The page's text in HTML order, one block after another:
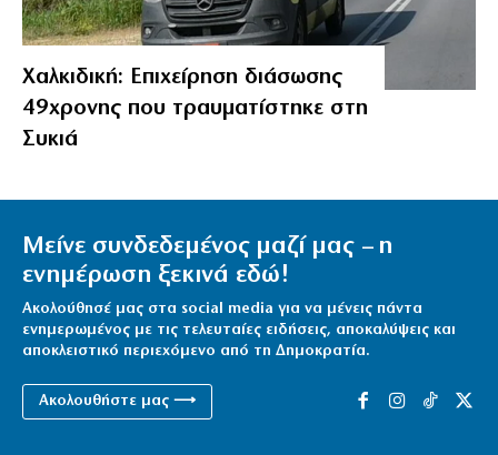
Χαλκιδική: Επιχείρηση διάσωσης
49χρονης που τραυματίστηκε στη
Συκιά
Μείνε συνδεδεμένος μαζί μας – η
ενημέρωση ξεκινά εδώ!
Ακολούθησέ μας στα social media για να μένεις πάντα
ενημερωμένος με τις τελευταίες ειδήσεις, αποκαλύψεις και
αποκλειστικό περιεχόμενο από τη Δημοκρατία.
Ακολουθήστε μας ⟶